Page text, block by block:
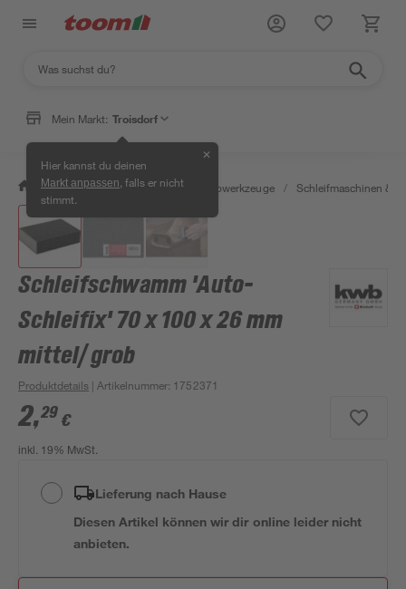
Mein Markt: Troisdorf
Hier kannst du deinen
Markt anpassen , falls er nicht
stimmt.
✕
/ Werkstatt & Maschinen / Elektrowerkzeuge / Schleifmaschinen &
Schleifschwamm 'Auto-
Schleifix' 70 x 100 x 26 mm
mittel/ grob
Produktdetails | Artikelnummer: 1752371
2,29 €
inkl. 19% MwSt.
Lieferung nach Hause
Diesen Artikel können wir dir online leider nicht
anbieten.